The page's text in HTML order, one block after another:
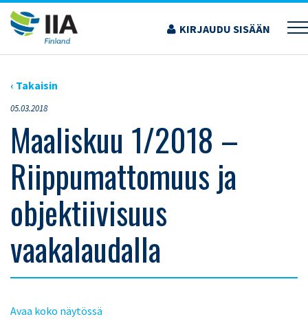
Siirry
sisältöön
KIRJAUDU SISÄÄN
›AJANKOHTAISET ARTIKKELIT
MAALISKUU 1/2018 – RIIPPUMATTOMUUS JA
OBJEKTIIVISUUS VAAKALAUDALLA
‹ Takaisin
05.03.2018
Maaliskuu 1/2018 –
Riippumattomuus ja
objektiivisuus
vaakalaudalla
Avaa koko näytössä